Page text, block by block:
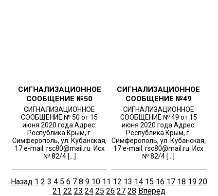
СИГНАЛИЗАЦИОННОЕ
СООБЩЕНИЕ №50
СИГНАЛИЗАЦИОННОЕ
СООБЩЕНИЕ № 50 от 15
июня 2020 года Адрес:
Республика Крым, г.
Симферополь, ул. Кубанская,
17 e-mail: rsc80@mail.ru Исх
№ 82/4 […]
СИГНАЛИЗАЦИОННОЕ
СООБЩЕНИЕ №49
СИГНАЛИЗАЦИОННОЕ
СООБЩЕНИЕ № 49 от 15
июня 2020 года Адрес:
Республика Крым, г.
Симферополь, ул. Кубанская,
17 e-mail: rsc80@mail.ru Исх
№ 82/4 […]
Назад 1 2 3 4 5 6 7 8 9 10 11 12 13 14 15 16 17 18 19 20
21 22 23 24 25 26 27 28 Вперед